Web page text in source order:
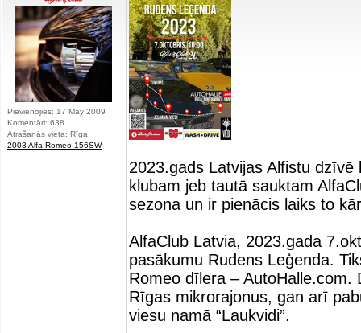
Pievienojies: 17 May 2009
Komentāri: 638
Atrašanās vieta: Rīga
2003 Alfa-Romeo 156SW
2023.gads Latvijas Alfistu
klubam jeb tautā sauktam
sezona un ir pienācis laiks to
AlfaClub Latvia, 2023.gada
pasākumu Rudens Leģenda.
Romeo dīlera – AutoHalle.com.
Rīgas mikrorajonus, gan arī
viesu namā “Laukvidi”.